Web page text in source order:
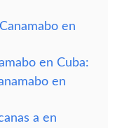
en
en Cuba:
en
a en